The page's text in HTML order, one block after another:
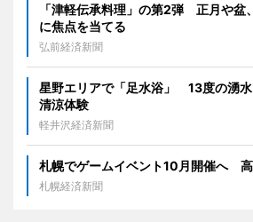
「津軽伝承料理」の第2弾 正月や盆
に焦点を当てる
弘前経済新聞
星野エリアで「足水浴」 13度の湧
清涼体験
軽井沢経済新聞
札幌でゲームイベント10月開催へ
札幌経済新聞